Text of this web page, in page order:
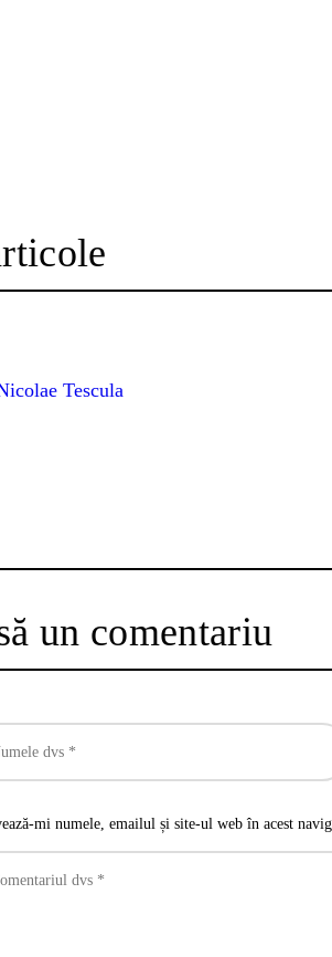
Tescula
un comentariu
mi numele, emailul și site-ul web în acest